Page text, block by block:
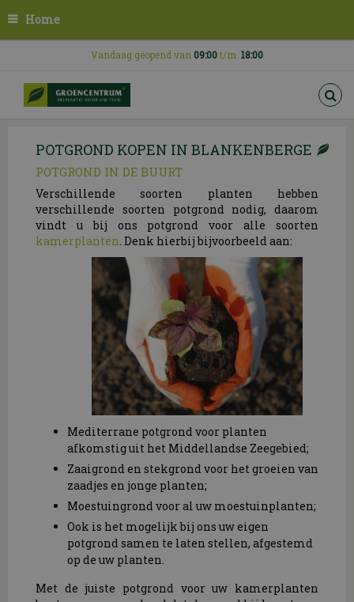
n
Home
Vandaag geopend van 09:00t/m. 18:00
POTGROND KOPEN IN BLANKENBERGE
POTGROND IN DE BUURT
Verschillende soorten planten hebben
verschillende soorten potgrond nodig, daarom
vindt u bij ons potgrond voor alle soorten
kamerplanten. Denk hierbij bijvoorbeeld aan:
Mediterrane potgrond voor planten
afkomstig uit het Middellandse Zeegebied;
Zaaigrond en stekgrond voor het groeien van
zaadjes en jonge planten;
Moestuingrond voor al uw moestuinplanten;
Ook is het mogelijk bij ons uw eigen
potgrond samen te laten stellen, afgestemd
op de uw planten.
Met de juiste potgrond voor uw kamerplanten